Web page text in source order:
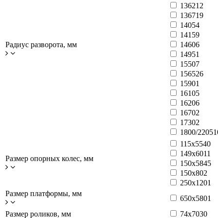
Радиус разворота, мм
136212
136719
14054
14159
14606
14951
15507
156526
15901
16105
16206
16702
17302
1800/2205
Размер опорных колес, мм
115x5540
149x6011
150x5845
150x802
250x1201
Размер платформы, мм
650х5801
Размер роликов, мм
74x7030